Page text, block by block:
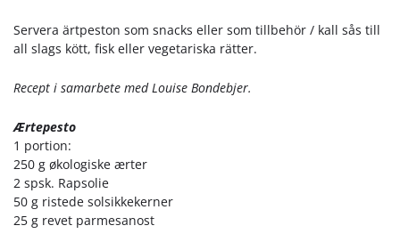
Servera ärtpeston som snacks eller som tillbehör / kall sås till
all slags kött, fisk eller vegetariska rätter.
Recept i samarbete med Louise Bondebjer.
Ærtepesto
1 portion:
250 g økologiske ærter
2 spsk. Rapsolie
50 g ristede solsikkekerner
25 g revet parmesanost